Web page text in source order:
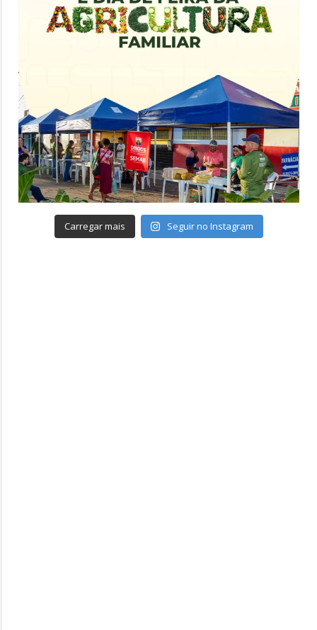
Carregar mais Seguir no Instagram